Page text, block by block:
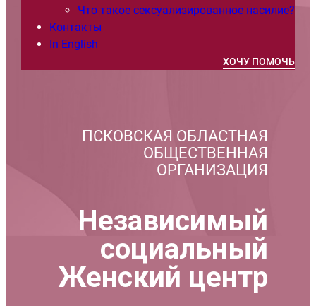
Что такое сексуализированное насилие?
Контакты
In English
ХОЧУ ПОМОЧЬ
ПСКОВСКАЯ ОБЛАСТНАЯ
ОБЩЕСТВЕННАЯ
ОРГАНИЗАЦИЯ
Независимый
социальный
Женский центр